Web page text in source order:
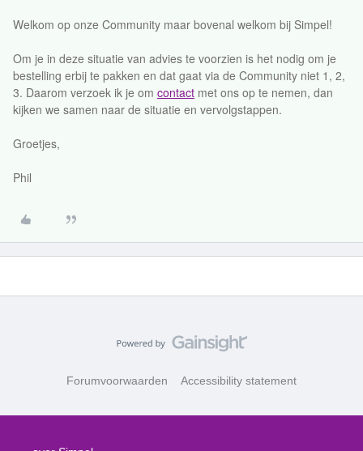
Welkom op onze Community maar bovenal welkom bij Simpel!
Om je in deze situatie van advies te voorzien is het nodig om je
bestelling erbij te pakken en dat gaat via de Community niet 1, 2,
3. Daarom verzoek ik je om contact met ons op te nemen, dan
kijken we samen naar de situatie en vervolgstappen.
Groetjes,
Phil
Forumvoorwaarden Accessibility statement